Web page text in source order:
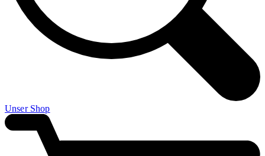
Unser Shop